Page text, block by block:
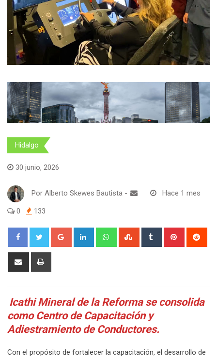
Hidalgo
30 junio, 2026
Por Alberto Skewes Bautista - Hace 1 mes
0 133
Google+ LinkedIn WhatsappStumbleUpon
Tumblr Pinterest
Share
Icathi Mineral de la Reforma se consolida
como Centro de Capacitación y
Adiestramiento de Conductores.
Con el propósito de fortalecer la capacitación, el desarrollo de